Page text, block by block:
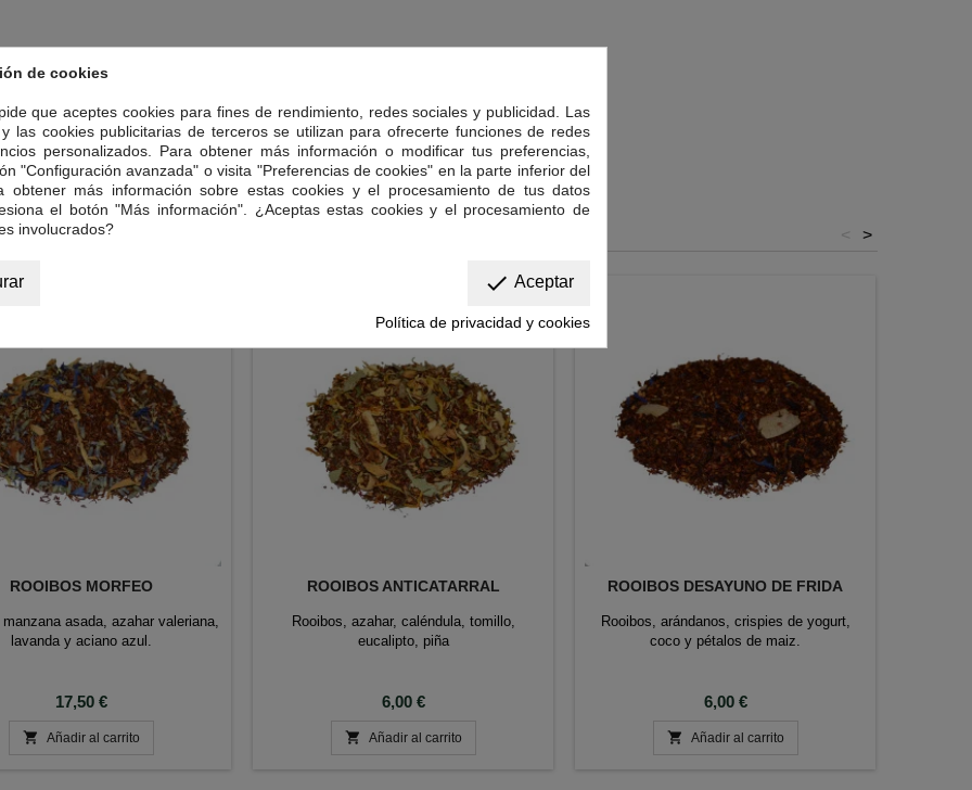
>
<
ROOIBOS MORFEO
manzana asada, azahar valeriana,
lavanda y aciano azul.
Precio
17,50 €
 Añadir al carrito
ROOIBOS ANTICATARRAL
Rooibos, azahar, caléndula, tomillo,
eucalipto, piña
Precio
6,00 €
 Añadir al carrito
ROOIBOS DESAYUNO DE FRIDA
Rooibos, arándanos, crispies de yogurt,
coco y pétalos de maiz.
Precio
6,00 €
 Añadir al carrito
de cookies
que aceptes cookies para fines de rendimiento, redes sociales y publicidad. Las
las cookies publicitarias de terceros se utilizan para ofrecerte funciones de redes
personalizados. Para obtener más información o modificar tus preferencias,
"Configuración avanzada" o visita "Preferencias de cookies" en la parte inferior del
obtener más información sobre estas cookies y el procesamiento de tus datos
el botón "Más información". ¿Aceptas estas cookies y el procesamiento de
involucrados?
done Aceptar
Política de privacidad y cookies